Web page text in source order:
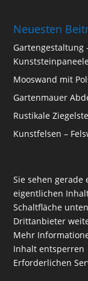
Neuesten
Gartengestaltung
Mooswand mit
Gartenmauer
Rustikale
Kunstfelsen –
Sie sehen
eigentlichen
Schaltfläche
Drittanbieter
Mehr
Inhalt entsperren
Erforderlichen